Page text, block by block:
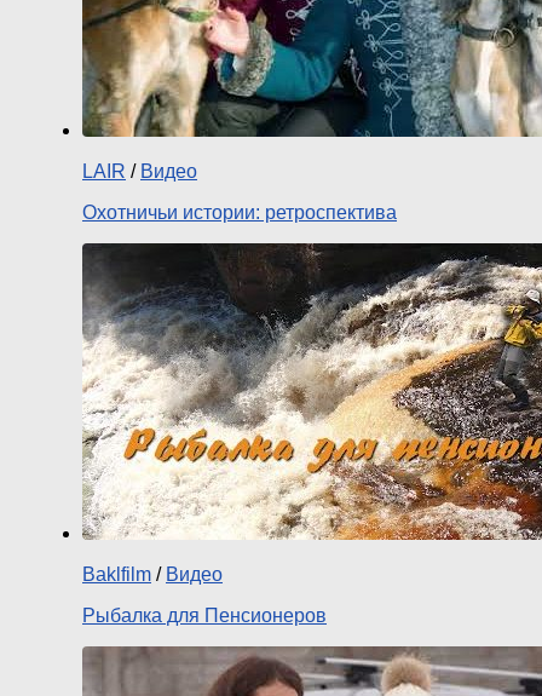
LAIR / Видео
Охотничьи истории: ретроспектива
Baklfilm / Видео
Рыбалка для Пенсионеров